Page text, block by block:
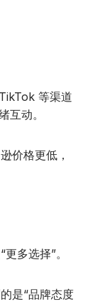
等渠道
互动。
价格更低，
多选择”。
是“品牌态度